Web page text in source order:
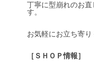
丁寧に型崩れのお
す。
お気軽にお立ち寄り
［ＳＨＯＰ情報］